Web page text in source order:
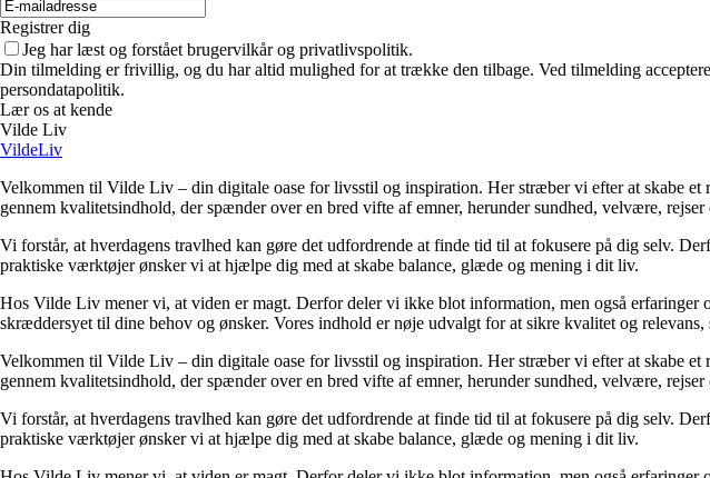
Registrer dig
Jeg har læst og forstået brugervilkår og privatlivspolitik.
Din tilmelding er frivillig, og du har altid mulighed for at trække den tilbage. Ved tilmelding
persondatapolitik.
Lær os at kende
Vilde Liv
VildeLiv
Velkommen til Vilde Liv – din digitale oase for livsstil og inspiration. Her stræber vi efter at skabe
gennem kvalitetsindhold, der spænder over en bred vifte af emner, herunder sundhed, velvære,
Vi forstår, at hverdagens travlhed kan gøre det udfordrende at finde tid til at fokusere på dig selv.
praktiske værktøjer ønsker vi at hjælpe dig med at skabe balance, glæde og mening i dit liv.
Hos Vilde Liv mener vi, at viden er magt. Derfor deler vi ikke blot information, men også erfaringer
skræddersyet til dine behov og ønsker. Vores indhold er nøje udvalgt for at sikre kvalitet og relevans,
Velkommen til Vilde Liv – din digitale oase for livsstil og inspiration. Her stræber vi efter at skabe
gennem kvalitetsindhold, der spænder over en bred vifte af emner, herunder sundhed, velvære,
Vi forstår, at hverdagens travlhed kan gøre det udfordrende at finde tid til at fokusere på dig selv.
praktiske værktøjer ønsker vi at hjælpe dig med at skabe balance, glæde og mening i dit liv.